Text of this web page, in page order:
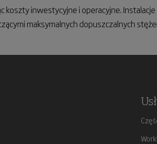
inwestycyjne i operacyjne.
maksymalnych dopuszczalnych